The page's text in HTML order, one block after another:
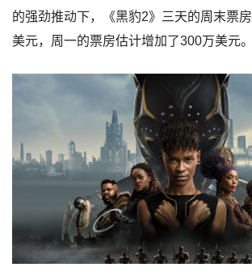
的强劲推动下，《黑豹2》三天的周末票
美元，周一的票房估计增加了300万美元。